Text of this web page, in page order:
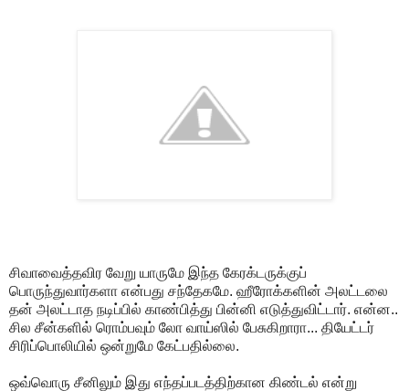
சிவாவைத்தவிர வேறு யாருமே இந்த கேரக்டருக்குப்
பொருந்துவார்களா என்பது சந்தேகமே. ஹீரோக்களின் அலட்டலை
தன் அலட்டாத நடிப்பில் காண்பித்து பின்னி எடுத்துவிட்டார். என்ன..
சில சீன்களில் ரொம்பவும் லோ வாய்ஸில் பேசுகிறாரா... தியேட்டர்
சிரிப்பொலியில் ஒன்றுமே கேட்பதில்லை.
ஒவ்வொரு சீனிலும் இது எந்தப்படத்திற்கான கிண்டல் என்று